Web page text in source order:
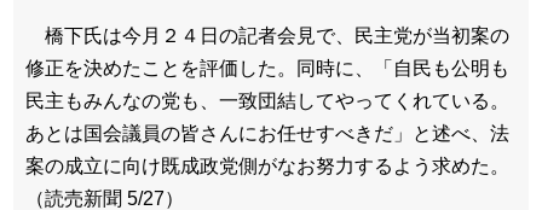
橋下氏は今月２４日の記者会見で、民主党が当初案の
修正を決めたことを評価した。同時に、「自民も公明も
民主もみんなの党も、一致団結してやってくれている。
あとは国会議員の皆さんにお任せすべきだ」と述べ、法
案の成立に向け既成政党側がなお努力するよう求めた。
（読売新聞 5/27）